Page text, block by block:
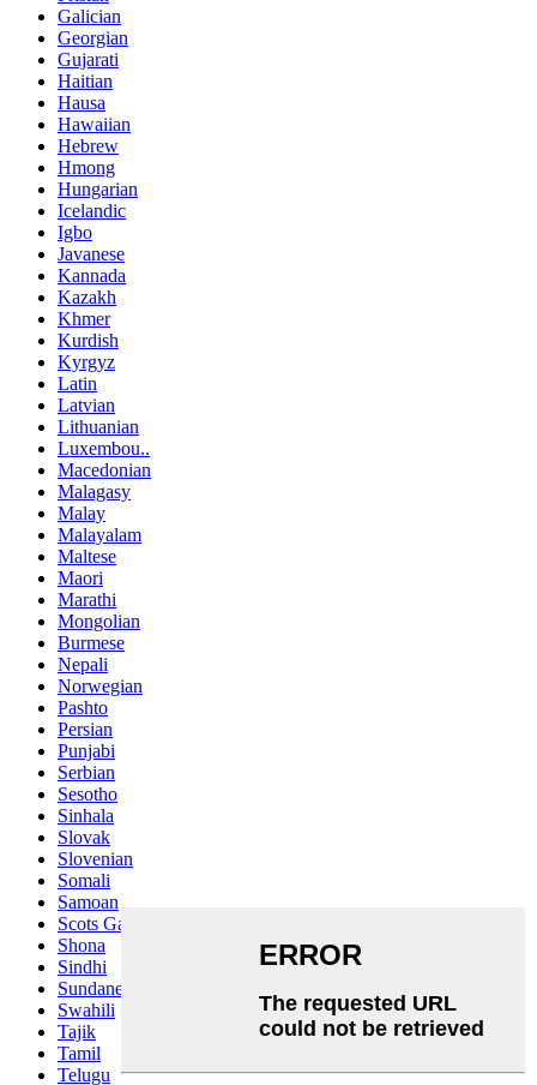
Galician
Georgian
Gujarati
Haitian
Hausa
Hawaiian
Hebrew
Hmong
Hungarian
Icelandic
Igbo
Javanese
Kannada
Kazakh
Khmer
Kurdish
Kyrgyz
Latin
Latvian
Lithuanian
Luxembou..
Macedonian
Malagasy
Malay
Malayalam
Maltese
Maori
Marathi
Mongolian
Burmese
Nepali
Norwegian
Pashto
Persian
Punjabi
Serbian
Sesotho
Sinhala
Slovak
Slovenian
Somali
Samoan
Scots Gaelic
Shona
Sindhi
Sundanese
Swahili
Tajik
Tamil
Telugu